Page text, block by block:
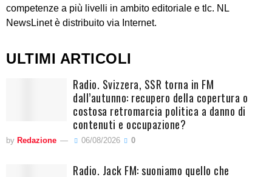
competenze a più livelli in ambito editoriale e tlc. NL
NewsLinet è distribuito via Internet.
ULTIMI ARTICOLI
Radio. Svizzera, SSR torna in FM
dall’autunno: recupero della copertura o
costosa retromarcia politica a danno di
contenuti e occupazione?
by Redazione 06/08/2026 0
Radio. Jack FM: suoniamo quello che